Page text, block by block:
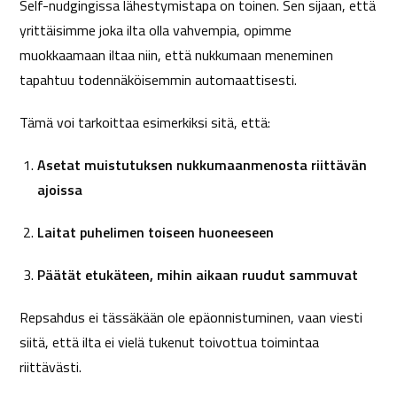
Self-nudgingissa lähestymistapa on toinen. Sen sijaan, että
yrittäisimme joka ilta olla vahvempia, opimme
muokkaamaan iltaa niin, että nukkumaan meneminen
tapahtuu todennäköisemmin automaattisesti.
Tämä voi tarkoittaa esimerkiksi sitä, että:
Asetat muistutuksen nukkumaanmenosta riittävän
ajoissa
Laitat puhelimen toiseen huoneeseen
Päätät etukäteen, mihin aikaan ruudut sammuvat
Repsahdus ei tässäkään ole epäonnistuminen, vaan viesti
siitä, että ilta ei vielä tukenut toivottua toimintaa
riittävästi.